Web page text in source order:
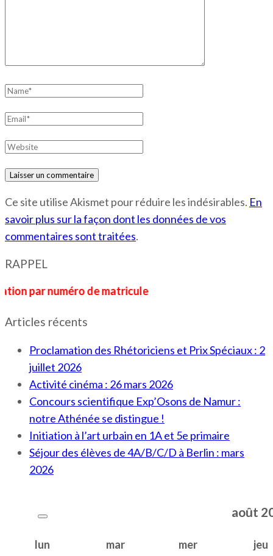
Name*
Email*
Website
Ce site utilise Akismet pour réduire les indésirables. En
savoir plus sur la façon dont les données de vos
commentaires sont traitées.
RAPPEL
numéro de matricule
Articles récents
Proclamation des Rhétoriciens et Prix Spéciaux : 2
juillet 2026
Activité cinéma : 26 mars 2026
Concours scientifique Exp’Osons de Namur :
notre Athénée se distingue !
Initiation à l’art urbain en 1A et 5e primaire
Séjour des élèves de 4A/B/C/D à Berlin : mars
2026
août
lun mar mer jeu